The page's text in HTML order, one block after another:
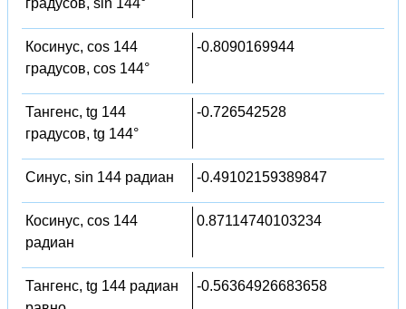
Косинус, cos 144
градусов, cos 144°
-0.8090169944
Тангенс, tg 144
градусов, tg 144°
-0.726542528
Синус, sin 144 радиан -0.49102159389847
Косинус, cos 144
радиан
0.87114740103234
Тангенс, tg 144 радиан
-0.56364926683658